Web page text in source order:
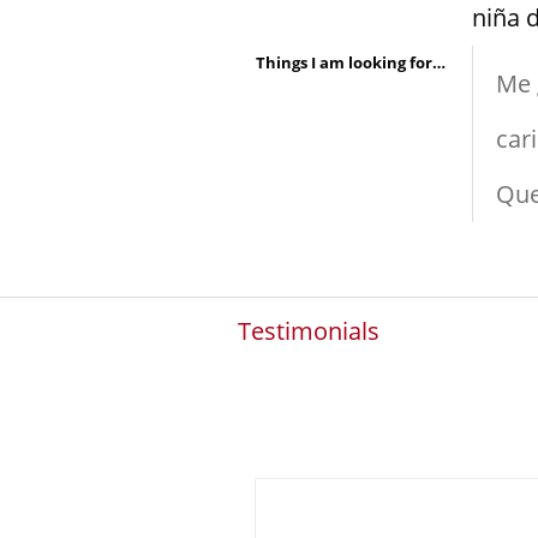
niña
Things I am looking for in a person are:
Testimonials